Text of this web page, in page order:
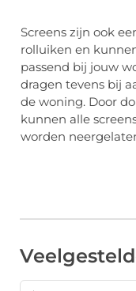
Screens zijn ook
rolluiken en
passend bij jouw
dragen tevens bij
de woning. Door
kunnen alle
worden